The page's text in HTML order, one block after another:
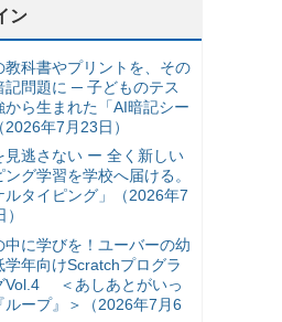
ン
教科書やプリントを、その
記問題に ─ 子どものテス
から生まれた「AI暗記シー
2026年7月23日）
見逃さない ー 全く新しい
ング学習を学校へ届ける。
ルタイピング」（2026年7
中に学びを！ユーバーの幼
学年向けScratchプログラ
Vol.4 ＜あしあとがいっ
ループ』＞（2026年7月6